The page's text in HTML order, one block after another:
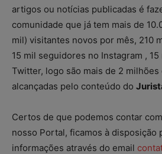
artigos ou notícias publicadas é
comunidade que já tem mais de
mil) visitantes novos por mês, 210
15 mil seguidores no Instagram ,
Twitter, logo são mais de 2 milhões
alcançadas pelo conteúdo do
Certos de que podemos contar
nosso Portal, ficamos à disposição
informações através do email